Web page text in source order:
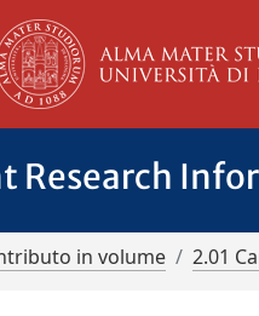
Research
in volume 2.01